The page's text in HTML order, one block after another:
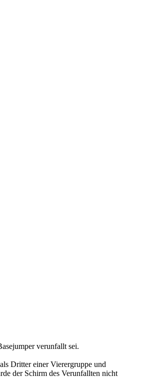
verunfallt sei.
Dritter einer Vierergruppe und
der Schirm des Verunfallten nicht